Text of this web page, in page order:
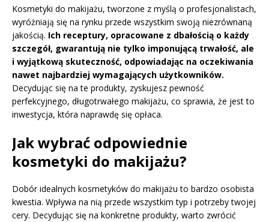
Kosmetyki do makijażu, tworzone z myślą o profesjonalistach,
wyróżniają się na rynku przede wszystkim swoją niezrównaną
jakością. Ich receptury, opracowane z dbałością o każdy
szczegół, gwarantują nie tylko imponującą trwałość, ale
i wyjątkową skuteczność, odpowiadając na oczekiwania
nawet najbardziej wymagających użytkowników.
Decydując się na te produkty, zyskujesz pewność
perfekcyjnego, długotrwałego makijażu, co sprawia, że jest to
inwestycja, która naprawdę się opłaca.
Jak wybrać odpowiednie
kosmetyki do makijażu?
Dobór idealnych kosmetyków do makijażu to bardzo osobista
kwestia. Wpływa na nią przede wszystkim typ i potrzeby twojej
cery. Decydując się na konkretne produkty, warto zwrócić